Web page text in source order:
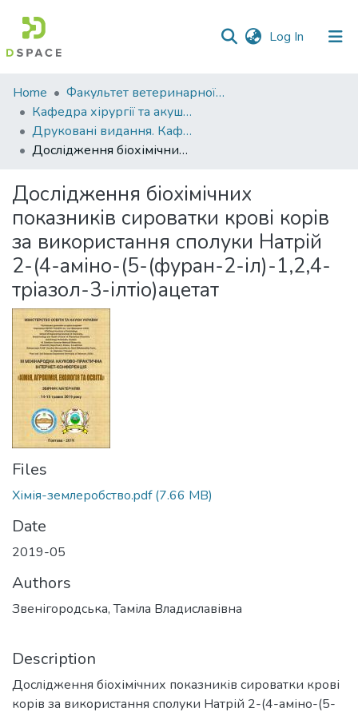
Log In (current)
Communities
&
Collections
All of DSpace
Statistics
Home
Факультет ветеринарної медицини
Кафедра хірургії та акушерства
Друковані видання. Кафедра хірургії та акушерства
Дослідження біохімічних показників сироватки крові корів за використання сполуки Натрій 2-(4-аміно-(5-(фуран-2-іл)-1,2,4-тріазол-3-ілтіо)ацетат
Дослідження біохімічних
показників сироватки крові корів
за використання сполуки Натрій
2-(4-аміно-(5-(фуран-2-іл)-1,2,4-
тріазол-3-ілтіо)ацетат
Files
Хімія-землеробство.pdf(7.66 MB)
Date
2019-05
Authors
Звенігородська, Таміла Владиславівна
Description
Дослідження біохімічних показників сироватки крові
корів за використання сполуки Натрій 2-(4-аміно-(5-